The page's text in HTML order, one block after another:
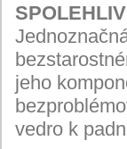
jeho
vedro k